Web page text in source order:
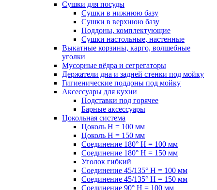
Сушки для посуды
Сушки в нижнюю базу
Сушки в верхнюю базу
Поддоны, комплектующие
Сушки настольные, настенные
Выкатные корзины, карго, волшебные
уголки
Мусорные вёдра и сегрегаторы
Держатели дна и задней стенки под мойку
Гигиенические поддоны под мойку
Аксессуары для кухни
Подставки под горячее
Барные аксессуары
Цокольная система
Цоколь H = 100 мм
Цоколь H = 150 мм
Соединение 180° H = 100 мм
Соединение 180° H = 150 мм
Уголок гибкий
Соединение 45/135° H = 100 мм
Соединение 45/135° H = 150 мм
Соединение 90° H = 100 мм